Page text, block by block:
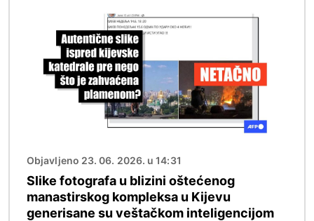
Objavljeno 23. 06. 2026. u 14:31
Slike fotografa u blizini oštećenog
manastirskog kompleksa u Kijevu
generisane su veštačkom inteligencijom